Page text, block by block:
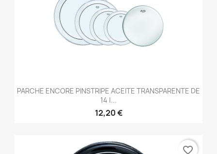
PARCHE ENCORE PINSTRIPE ACEITE TRANSPARENTE DE
14 |...
12,20 €
favorite_border